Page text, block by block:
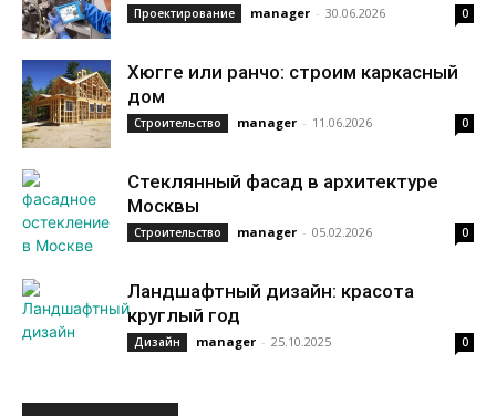
Проектирование manager - 30.06.2026 0
Хюгге или ранчо: строим каркасный
дом
Строительство manager - 11.06.2026 0
Стеклянный фасад в архитектуре
Москвы
Строительство manager - 05.02.2026 0
Ландшафтный дизайн: красота
круглый год
Дизайн manager - 25.10.2025 0